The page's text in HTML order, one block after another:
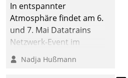
In entspannter
Atmosphäre findet am 6.
und 7. Mai Datatrains
Netzwerk-Event im
Kunden- und Partnerkreis
statt. Zentrale Frage: Wie
Nadja Hußmann